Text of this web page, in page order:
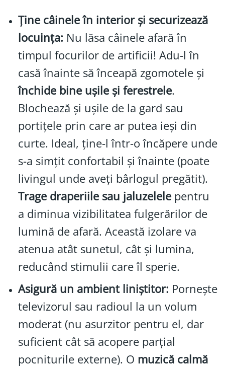
Ține câinele în interior și securizează
locuința: Nu lăsa câinele afară în
timpul focurilor de artificii! Adu-l în
casă înainte să înceapă zgomotele și
închide bine ușile și ferestrele.
Blochează și ușile de la gard sau
portițele prin care ar putea ieși din
curte. Ideal, ține-l într-o încăpere unde
s-a simțit confortabil și înainte (poate
livingul unde aveți bârlogul pregătit).
Trage draperiile sau jaluzelelepentru
a diminua vizibilitatea fulgerărilor de
lumină de afară. Această izolare va
atenua atât sunetul, cât și lumina,
reducând stimulii care îl sperie.
Asigură un ambient liniștitor: Pornește
televizorul sau radioul la un volum
moderat (nu asurzitor pentru el, dar
suficient cât să acopere parțial
pocniturile externe). O muzică calmă